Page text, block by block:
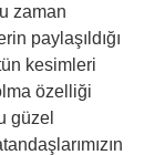
zaman
paylaşıldığı
kesimleri
özelliği
güzel